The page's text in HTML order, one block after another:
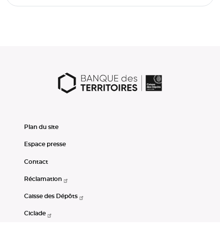
Plan du site
Espace presse
Contact
Réclamation
Caisse des Dépôts
Ciclade